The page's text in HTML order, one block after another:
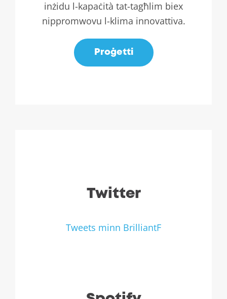
inżidu l-kapaċità tat-tagħlim biex
nippromwovu l-klima innovattiva.
Proġetti
Twitter
Tweets minn BrilliantF